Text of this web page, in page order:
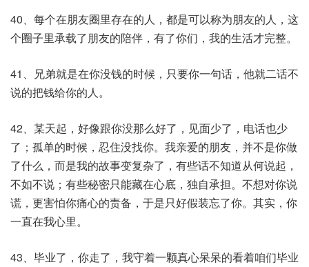
40、每个在朋友圈里存在的人，都是可以称为朋友的人，这
个圈子里承载了朋友的陪伴，有了你们，我的生活才完整。
41、兄弟就是在你没钱的时候，只要你一句话，他就二话不
说的把钱给你的人。
42、某天起，好像跟你没那么好了，见面少了，电话也少
了；孤单的时候，忍住没找你。我亲爱的朋友，并不是你做
了什么，而是我的故事变复杂了，有些话不知道从何说起，
不如不说；有些秘密只能藏在心底，独自承担。不想对你说
谎，更害怕你痛心的责备，于是只好假装忘了你。其实，你
一直在我心里。
43、毕业了，你走了，我守着一颗真心呆呆的看着咱们毕业